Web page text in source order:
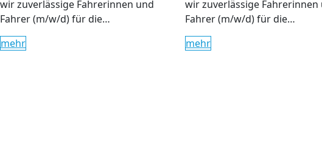
wir zuverlässige Fahrerinnen und
Fahrer (m/w/d) für die…
mehr
wir zuverlässige Fahrerinnen
Fahrer (m/w/d) für die…
mehr